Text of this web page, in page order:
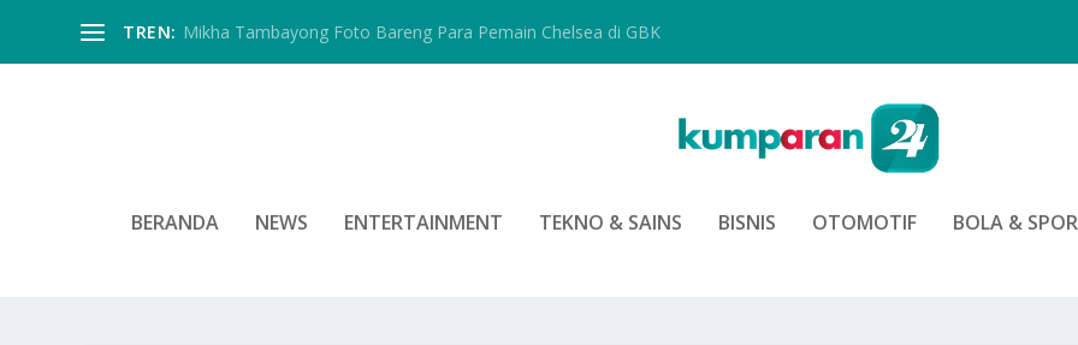
TREN: Mikha Tambayong Foto Bareng Para Pemain Chelsea di GBK
BERANDA NEWS ENTERTAINMENT TEKNO & SAINS BISNIS OTOMOTIF BOLA &